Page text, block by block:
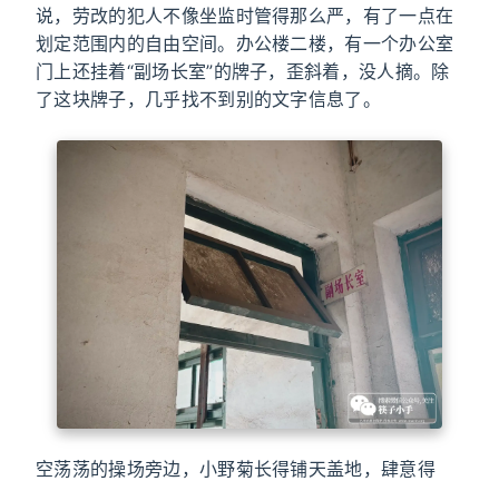
说，劳改的犯人不像坐监时管得那么严，有了一点在
划定范围内的自由空间。办公楼二楼，有一个办公室
门上还挂着“副场长室”的牌子，歪斜着，没人摘。除
了这块牌子，几乎找不到别的文字信息了。
空荡荡的操场旁边，小野菊长得铺天盖地，肆意得